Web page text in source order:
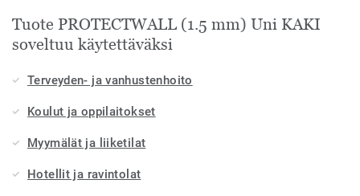
Tuote PROTECTWALL (1.5 mm) Uni KAKI
soveltuu käytettäväksi
Terveyden- ja vanhustenhoito
Koulut ja oppilaitokset
Myymälät ja liiketilat
Hotellit ja ravintolat